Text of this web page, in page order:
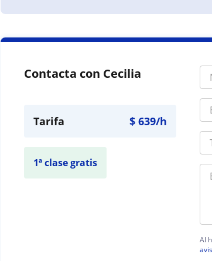
Contacta con Cecilia
Tarifa $639/h
1ª clase gratis
Al